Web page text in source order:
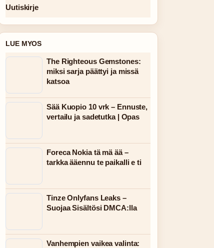
Uutiskirje
LUE MYOS
The Righteous Gemstones:
miksi sarja päättyi ja missä
katsoa
Sää Kuopio 10 vrk – Ennuste,
vertailu ja sadetutka | Opas
Foreca Nokia tä mä ää –
tarkka ääennu te paikalli e ti
Tinze Onlyfans Leaks –
Suojaa Sisältösi DMCA:lla
Vanhempien vaikea valinta: